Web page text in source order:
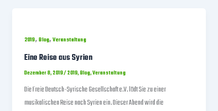
2019, Blog,Veranstaltung
Eine Reise aus Syrien
Dezember 8, 2019/2019,Blog,Veranstaltung
Die Freie Deutsch-Syrische Gesellschaft e.V. lädt Sie zu einer
musikalischen Reise nach Syrien ein. Dieser Abend wird die